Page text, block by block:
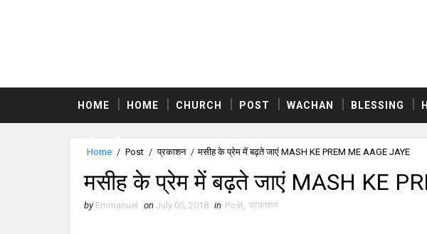
HOME HOME CHURCH POST WACHAN BLESSING
स्वर्ग क्या है
Home / Post / प्रकाशन / मसीह के प्रेम में बढ़ते जाएं MASH KE PREM ME AAGE JAYE
मसीह के प्रेम में बढ़ते जाएं MASH KE
by Emmanuel on July 05, 2018 in Post, प्रकाशन